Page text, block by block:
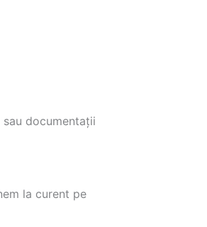
documentații
la curent pe